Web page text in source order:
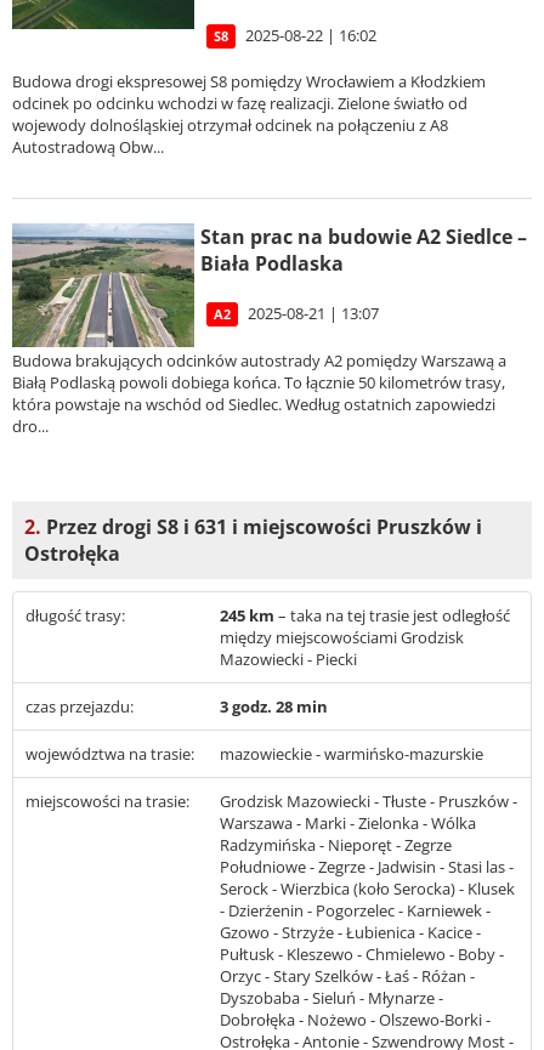
S8 2025-08-22 | 16:02
Budowa drogi ekspresowej S8 pomiędzy Wrocławiem a Kłodzkiem
odcinek po odcinku wchodzi w fazę realizacji. Zielone światło od
wojewody dolnośląskiej otrzymał odcinek na połączeniu z A8
Autostradową Obw...
Stan prac na budowie A2 Siedlce –
Biała Podlaska
A2 2025-08-21 | 13:07
Budowa brakujących odcinków autostrady A2 pomiędzy Warszawą a
Białą Podlaską powoli dobiega końca. To łącznie 50 kilometrów trasy,
która powstaje na wschód od Siedlec. Według ostatnich zapowiedzi
dro...
2. Przez drogi S8 i 631 i miejscowości Pruszków i
Ostrołęka
długość trasy: 245 km – taka na tej trasie jest odległość
między miejscowościami Grodzisk
Mazowiecki - Piecki
czas przejazdu: 3 godz. 28 min
województwa na trasie: mazowieckie - warmińsko-mazurskie
miejscowości na trasie:
Grodzisk Mazowiecki - Tłuste - Pruszków -
Warszawa - Marki - Zielonka - Wólka
Radzymińska - Nieporęt - Zegrze
Południowe - Zegrze - Jadwisin - Stasi las -
Serock - Wierzbica (koło Serocka) - Klusek
- Dzierżenin - Pogorzelec - Karniewek -
Gzowo - Strzyże - Łubienica - Kacice -
Pułtusk - Kleszewo - Chmielewo - Boby -
Orzyc - Stary Szelków - Łaś - Różan -
Dyszobaba - Sieluń - Młynarze -
Dobrołęka - Nożewo - Olszewo-Borki -
Ostrołęka - Antonie - Szwendrowy Most -